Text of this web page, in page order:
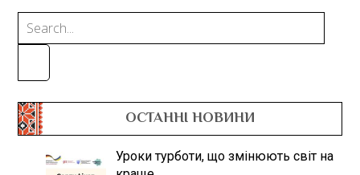
ОСТАННІ НОВИНИ
Уроки турботи, що змінюють світ на